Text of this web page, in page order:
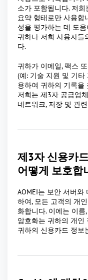
소가 포함됩니다. 저
요약 형태로만 사용합
성을 평가하는 데 도
귀하나 저희 사용자들
다.
귀하가 이메일, 팩스
(예: 기술 지원 및 기
용하여 귀하의 기록을
저희는 제3자 공급업
네트워크, 저장 및 관
제3자 신용카
어떻게 보호합
AOMEI는 보안 서버
하여, 모든 고객의 개
화합니다. 이에는 이
암호화는 귀하의 개인
귀하의 신용카드 정보